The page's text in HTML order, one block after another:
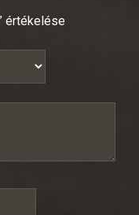
értékelése